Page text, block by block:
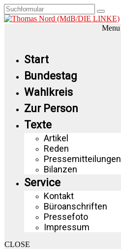
Menu
Start
Bundestag
Wahlkreis
Zur Person
Texte
Artikel
Reden
Pressemitteilungen
Bilanzen
Service
Kontakt
Büroanschriften
Pressefoto
Impressum
CLOSE